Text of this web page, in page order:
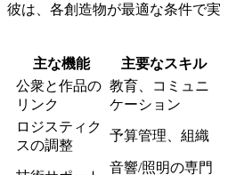
彼は、各創造物が最適な条件で実
主な機能 主要なスキル
公衆と作品の
リンク
教育、コミュニ
ケーション
ロジスティク
スの調整
予算管理、組織
音響/照明の専門